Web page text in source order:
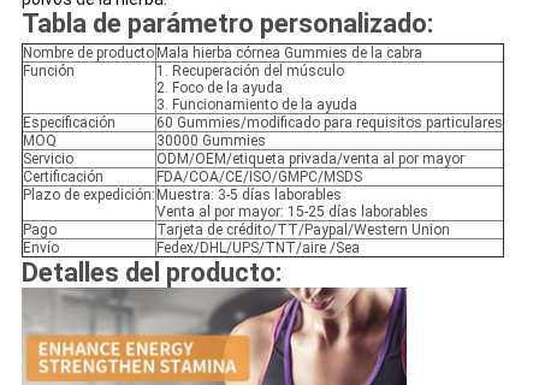
Tabla de parámetro personalizado:
Nombre de producto Mala hierba córnea Gummies de la cabra
Función
1. Recuperación del músculo
2. Foco de la ayuda
3. Funcionamiento de la ayuda
Especificación
60 Gummies/modificado para requisitos particulares
MOQ
30000 Gummies
Servicio
ODM/OEM/etiqueta privada/venta al por mayor
Certificación
FDA/COA/CE/ISO/GMPC/MSDS
Plazo de expedición: Muestra: 3-5 días laborables
Venta al por mayor: 15-25 días laborables
Pago
Tarjeta de crédito/TT/Paypal/Western Union
Envío
Fedex/DHL/UPS/TNT/aire /Sea
Detalles del producto: